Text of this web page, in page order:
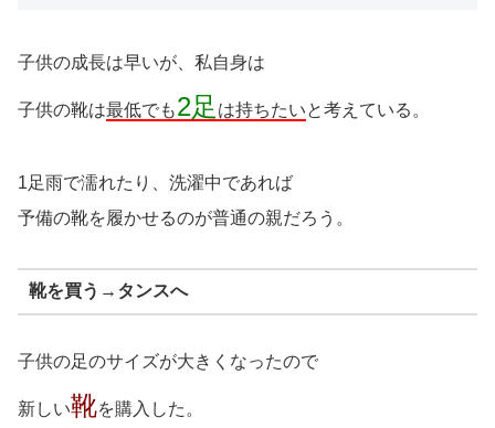
子供の成長は早いが、私自身は
子供の靴は最低でも2足 は持ちたいと考えている。
1足雨で濡れたり、洗濯中であれば
予備の靴を履かせるのが普通の親だろう。
靴を買う→タンスへ
子供の足のサイズが大きくなったので
新しい靴を購入した。